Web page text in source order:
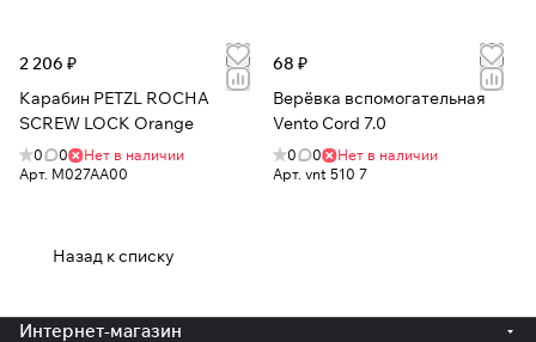
2 206 ₽
Карабин PETZL ROCHA
SCREW LOCK Orange
0 0
Нет в наличии
Арт. M027AA00
68 ₽
Верёвка вспомогательная
Vento Cord 7.0
0 0
Нет в наличии
Арт. vnt 510 7
Назад к списку
Интернет-магазин